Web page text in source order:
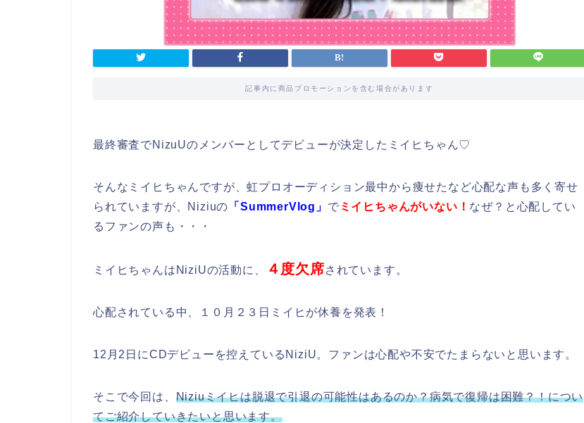
記事内に商品プロモーションを含む場合があります
最終審査でNizuUのメンバーとしてデビューが決定したミイヒちゃん♡
そんなミイヒちゃんですが、虹プロオーディション最中から痩せたなど心配な声も多く寄せ
られていますが、Niziuの 「SummerVlog」 で ミイヒちゃんがいない！ なぜ？と心配してい
るファンの声も・・・
ミイヒちゃんはNiziUの活動に、 ４度欠席されています。
心配されている中、１０月２３日ミイヒが休養を発表！
12月2日にCDデビューを控えているNiziU。ファンは心配や不安でたまらないと思います。
そこで今回は、 Niziuミイヒは脱退で引退の可能性はあるのか？病気で復帰は困難？！につい
てご紹介していきたいと思います。